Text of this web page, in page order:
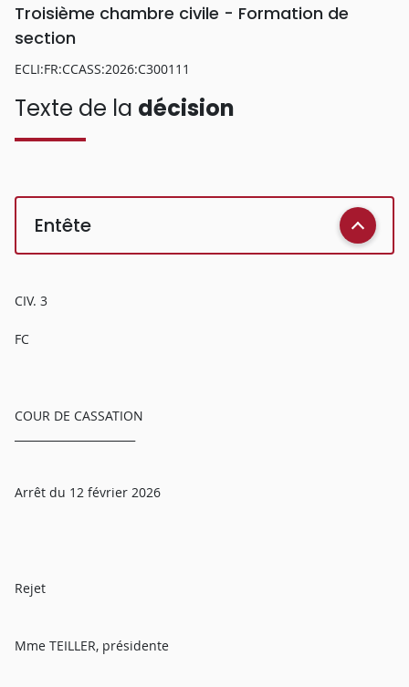
Troisième chambre civile - Formation de
section
ECLI:FR:CCASS:2026:C300111
Texte de la décision
Entête
CIV. 3
FC
COUR DE CASSATION
Arrêt du 12 février 2026
Rejet
Mme TEILLER, présidente